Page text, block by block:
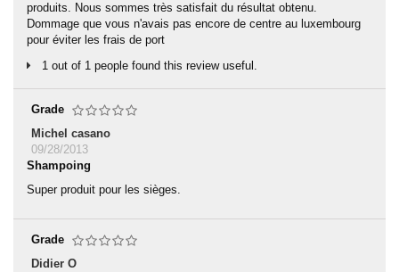
produits. Nous sommes très satisfait du résultat obtenu.
Dommage que vous n'avais pas encore de centre au luxembourg
pour éviter les frais de port
1 out of 1 people found this review useful.
Grade
Michel casano
09/28/2013
Shampoing
Super produit pour les sièges.
Grade
Didier O